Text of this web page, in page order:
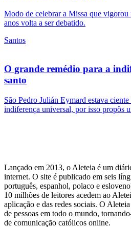
Modo de celebrar a Missa que
anos volta a ser debatido.
Santos
O grande remédio para a
santo
São Pedro Julián Eymard estava
indiferença universal, por isso propôs
Lançado em 2013, o Aleteia é um
internet. O site é publicado em seis
português, espanhol, polaco e
10 milhões de leitores acedem ao
aplicação e das redes sociais. O
de pessoas em todo o mundo,
de comunicação católicos online.